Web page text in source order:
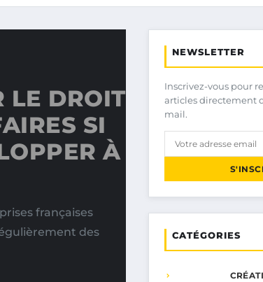
LE DROIT
SI
À
françaises
des
NEWSLETTER
Inscrivez-vous pour
articles directement
mail.
CATÉGORIES